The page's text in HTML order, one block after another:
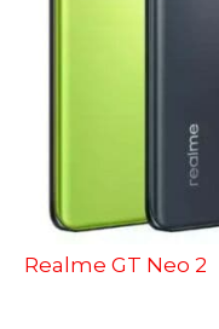
Realme GT Neo 2